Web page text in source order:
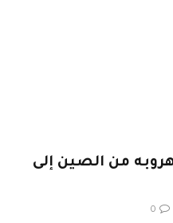
من الصين إلى
0